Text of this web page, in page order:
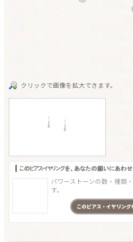
クリックで画像を拡大できます。
パワーストーンの数・種類
す。
このピアス・イヤリング